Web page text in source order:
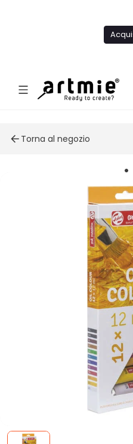
Torna al negozio